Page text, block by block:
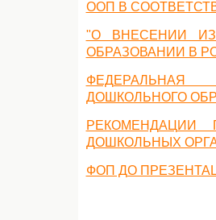
ООП В
"О ВНЕСЕНИИ
ОБРАЗОВАНИИ В
ДОШКОЛЬНОГО
РЕКОМЕНДАЦИИ
ДОШКОЛЬНЫХ
ФОП ДО